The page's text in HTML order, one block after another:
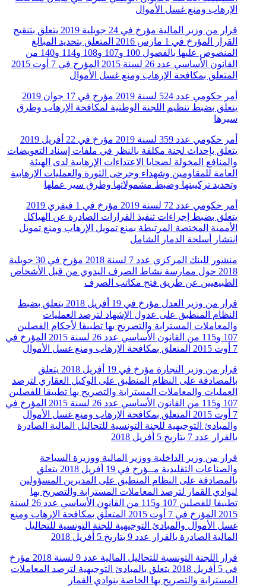
الإرهاب ومنع غسل الأموال
قرار من وزير المالية مؤرخ في 24 جويلية 2019 يتعلق بتنقيح
القرار المؤرخ في 1 مارس 2016 المتعلق بتحديد المبالغ
المنصوص عليها بالفصول 100 و107 و108 و114 و140 من
القانون الأساسي عدد 26 لسنة 2015 المؤرخ في 7 أوت 2015
المتعلق بمكافحة الإرهاب ومنع غسل الأموال
أمر حكومي عدد 524 لسنة 2019 مؤرخ في 17 جوان 2019
يتعلق بضبط تنظيم اللجنة الوطنية لمكافحة الإرهاب وطرق
سيرها
أمر حكومي عدد 359 لسنة 2019 مؤرخ في 22 أفريل 2019
يتعلق بإحداث لجنة مكلفة بالنظر في ملفات إسناد التعويضات
والمنافع المخولة لضحايا الاعتداءات الإرهابية لدى الهيئة
العامة للمقاومين وشهداء وجرحى الثورة والعمليات الإرهابية
وتحديد تركيبتها وضبط مشمولاتها وطرق سير عملها
أمر حكومي عدد 72 لسنة 2019 مؤرخ في 1 فيفري 2019
يتعلق بضبط إجراءات تنفيذ القرارات الصادرة عن الهياكل
الأممية المختصة المرتبطة بمنع تمويل الإرهاب ومنع تمويل
انتشار أسلحة الدمار الشامل
منشور للبنك المركزي عدد 7 لسنة 2018 مؤرخ في 30 جويلية
2018 حول ممارسة نشاط الصرف اليدوي من قبل الأشخاص
الطبيعيين عن طريق فتح مكاتب الصرف
قرار من وزير العدل مؤرخ في 19 أفريل 2018 يتعلق بضبط
النظام المنطبق على عدول الإشهاد لترصد العمليات
والمعاملات المسترابة والتصريح بها تطبيقا لأحكام الفصلين
107 و115 من القانون الأساسي عدد 26 لسنة 2015 المؤرخ في
7 أوت 2015 المتعلق بمكافحة الإرهاب ومنع غسل الأموال
قرار من وزير التجارة مؤرخ في 19 أفريل 2018 يتعلق
بالمصادقة على النظام المنطبق على الوكيل العقاري لترصد
العمليات والمعاملات المسترابة والتصريح بها تطبيقا للفصلين
107 و115 من القانون الأساسي عدد 26 لسنة 2015 المؤرخ في
7 أوت 2015 المتعلق بمكافحة الإرهاب ومنع غسل الأموال
والمبادئ التوجيهية للجنة التونسية للتحاليل المالية الصادرة
بالقرار عدد 7 بتاريخ 5 أفريل 2018
قرار من وزير الداخلية ووزير المالية ووزيرة السياحة
والصناعات التقليدية مــؤرخ في 19 أفريل 2018 يتعلق
بالمصادقة على النظام المنطبق على المديرين المسؤولين
لنوادي القمار لترصد المعاملات المسترابة والتصريح بها
تطبيقا للفصلين 107 و115 من القانون الأساسي عدد 26 لسنة
2015 المؤرخ في 7 أوت 2015 المتعلّق بمكافحة الإرهاب ومنع
غسل الأموال والمبادئ التوجيهية للجنة التونسية للتحاليل
المالية الصادرة بالقرار عدد 9 بتاريخ 5 أفريل 2018
قرار اللجنة التونسية للتحاليل المالية عدد 9 لسنة 2018 مؤرخ
في 5 أفريل 2018 يتعلق بالمبادئ التوجيهية لترصد المعاملات
المسترابة والتصريح بها الخاصة بنوادي القمار